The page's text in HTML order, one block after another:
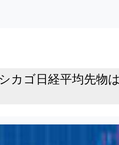
カゴ日経平均先物